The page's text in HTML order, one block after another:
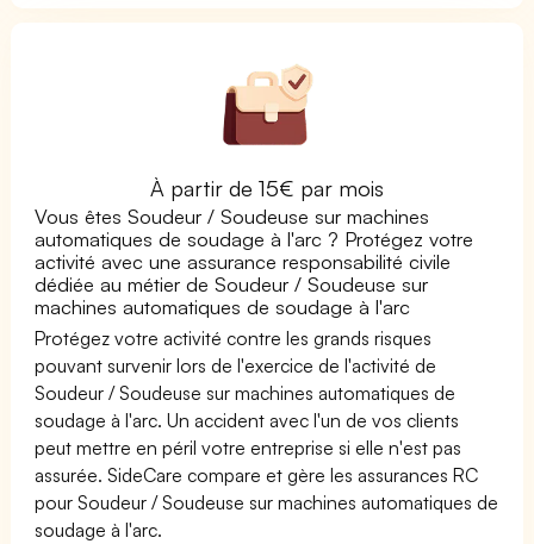
À partir de 15€ par mois
Vous êtes Soudeur / Soudeuse sur machines
automatiques de soudage à l'arc ? Protégez votre
activité avec une assurance responsabilité civile
dédiée au métier de Soudeur / Soudeuse sur
machines automatiques de soudage à l'arc
Protégez votre activité contre les grands risques
pouvant survenir lors de l'exercice de l'activité de
Soudeur / Soudeuse sur machines automatiques de
soudage à l'arc. Un accident avec l'un de vos clients
peut mettre en péril votre entreprise si elle n'est pas
assurée. SideCare compare et gère les assurances RC
pour Soudeur / Soudeuse sur machines automatiques de
soudage à l'arc.